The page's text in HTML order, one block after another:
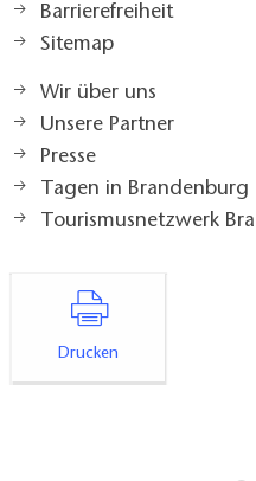
Barrierefreiheit
Sitemap
Wir über uns
Unsere Partner
Presse
Tagen in Brandenburg
Tourismusnetzwerk
Drucken